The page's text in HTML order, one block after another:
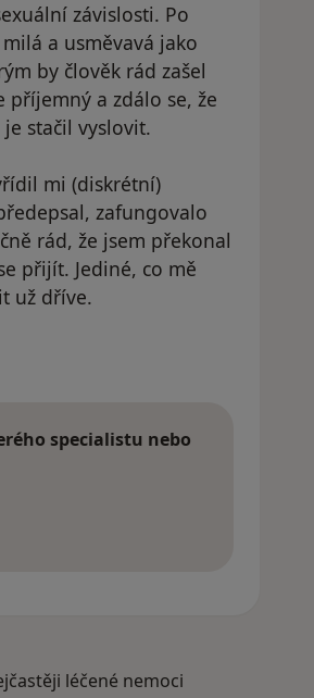
závislosti. Po
a usměvavá jako
by člověk rád zašel
příjemný a zdálo se, že
stačil vyslovit.
mi (diskrétní)
zafungovalo
rád, že jsem překonal
přijít. Jediné, co mě
už dříve.
K.
specialistu nebo
léčené nemoci